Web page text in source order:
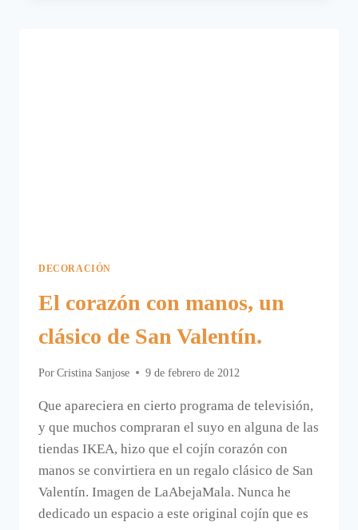
DECORACIÓN
El corazón con manos, un
clásico de San Valentín.
Por Cristina Sanjose 9 de febrero de 2012
Que apareciera en cierto programa de televisión,
y que muchos compraran el suyo en alguna de las
tiendas IKEA, hizo que el cojín corazón con
manos se convirtiera en un regalo clásico de San
Valentín. Imagen de LaAbejaMala. Nunca he
dedicado un espacio a este original cojín que es